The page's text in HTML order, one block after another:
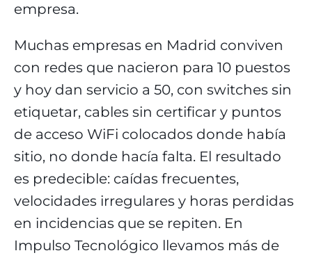
empresa.
Muchas empresas en Madrid conviven
con redes que nacieron para 10 puestos
y hoy dan servicio a 50, con switches sin
etiquetar, cables sin certificar y puntos
de acceso WiFi colocados donde había
sitio, no donde hacía falta. El resultado
es predecible: caídas frecuentes,
velocidades irregulares y horas perdidas
en incidencias que se repiten. En
Impulso Tecnológico llevamos más de